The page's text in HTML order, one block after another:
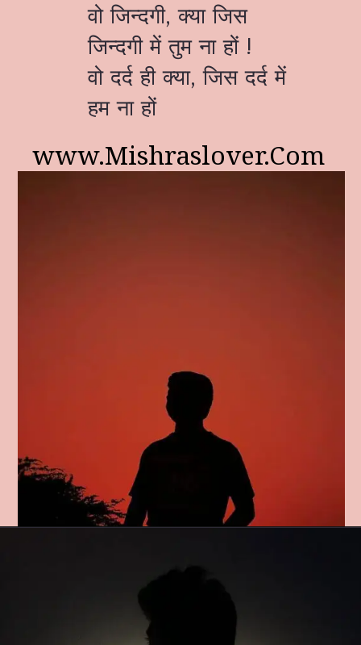
वो जिन्दगी, क्या जिस
जिन्दगी में तुम ना हों !
वो दर्द ही क्या, जिस दर्द में
हम ना हों
www.Mishraslover.Com